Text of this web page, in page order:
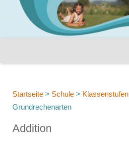
Startseite > Schule > Klassenstufen
Grundrechenarten
Addition